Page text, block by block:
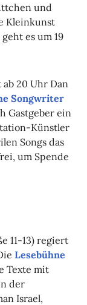
und
Kleinkunst
es um 19
20 Uhr Dan
Songwriter
Gastgeber ein
Künstler
Songs das
um Spende
11-13) regiert
Lesebühne
Texte mit
der
Israel,